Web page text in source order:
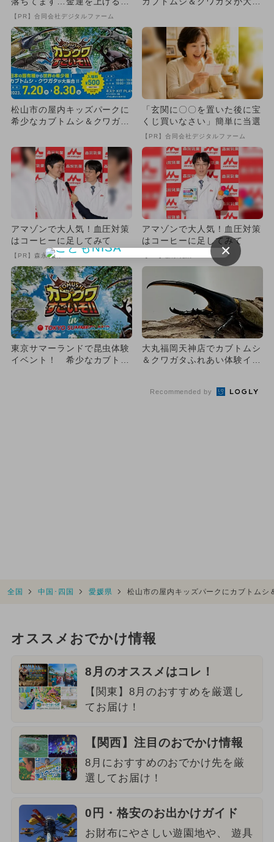
法とは
【PR】合同会社デジタルファーム
松山市の屋内キッズパークに
希少なカブトムシ＆クワガタ
「玄関に〇〇を置いた後に宝
くじ買いなさい」簡単に当選
【PR】合同会社デジタルファーム
アマゾンで大人気！血圧対策
はコーヒーに足してみて
【PR】森永乳業
アマゾンで大人気！血圧対策
はコーヒーに足してみて
東京サマーランドで昆虫体験
イベント！ 希少なカブトム
大丸福岡天神店でカブトムシ
＆クワガタふれあい体験イベ
Recommended by
全国 中国･四国 愛媛県 松山市の屋内キッズパークにカブトム
オススメおでかけ情報
8月のオススメはコレ！
【関東】8月のおすすめを厳選し
てお届け！
【関西】注目のおでかけ情報
8月におすすめのおでかけ先を厳
選してお届け！
0円・格安のお出かけガイド
お財布にやさしい遊園地や、 遊具
×